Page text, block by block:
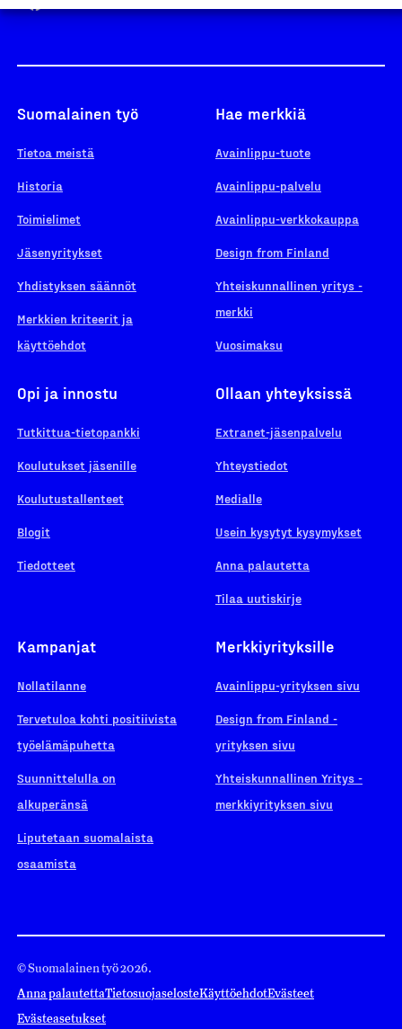
Suomalainen työ
Tietoa meistä
Historia
Toimielimet
Jäsenyritykset
Yhdistyksen säännöt
Merkkien kriteerit ja
käyttöehdot
Hae merkkiä
Avainlippu-tuote
Avainlippu-palvelu
Avainlippu-verkkokauppa
Design from Finland
Yhteiskunnallinen yritys -
merkki
Vuosimaksu
Opi ja innostu
Tutkittua-tietopankki
Koulutukset jäsenille
Koulutustallenteet
Blogit
Tiedotteet
Ollaan yhteyksissä
Extranet-jäsenpalvelu
Yhteystiedot
Medialle
Usein kysytyt kysymykset
Anna palautetta
Tilaa uutiskirje
Kampanjat
Nollatilanne
Tervetuloa kohti positiivista
työelämäpuhetta
Suunnittelulla on
alkuperänsä
Liputetaan suomalaista
osaamista
Merkkiyrityksille
Avainlippu-yrityksen sivu
Design from Finland -
yrityksen sivu
Yhteiskunnallinen Yritys -
merkkiyrityksen sivu
© Suomalainen työ 2026.
Anna palautettaTietosuojaselosteKäyttöehdotEvästeet
Evästeasetukset